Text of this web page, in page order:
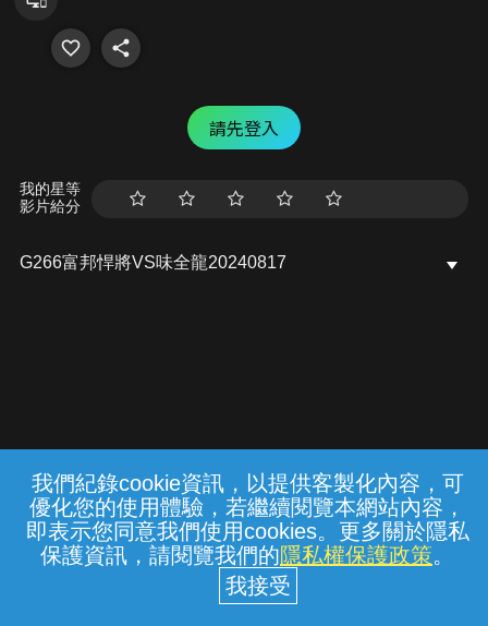
我們紀錄cookie資訊，以提供客製化內容，可
優化您的使用體驗，若繼續閱覽本網站內容，
即表示您同意我們使用cookies。更多關於隱私
保護資訊，請閱覽我們的隱私權保護政策。
請先登入
我的星等
影片給分
G266富邦悍將VS味全龍20240817
常見問題 線上客服 服務條款 隱私權保護
中華電信股份有限公司個人家庭分公司
(統一編號：96979949) © 2026
{{notifyMsg}}